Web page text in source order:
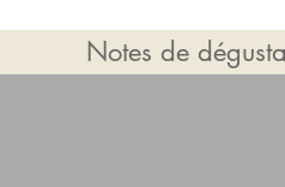
Notes de